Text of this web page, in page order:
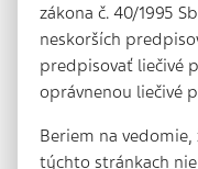
zákona č. 40/1995
neskorších
predpisovať liečivé
oprávnenou liečivé
Beriem na
týchto stránkach